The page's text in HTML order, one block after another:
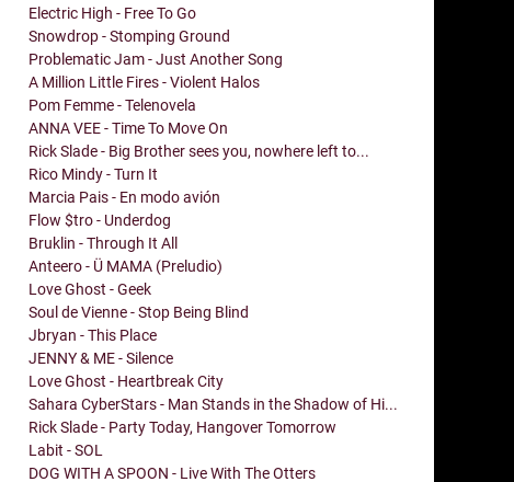
Electric High - Free To Go
Snowdrop - Stomping Ground
Problematic Jam - Just Another Song
A Million Little Fires - Violent Halos
Pom Femme - Telenovela
ANNA VEE - Time To Move On
Rick Slade - Big Brother sees you, nowhere left to...
Rico Mindy - Turn It
Marcia Pais - En modo avión
Flow $tro - Underdog
Bruklin - Through It All
Anteero - Ü MAMA (Preludio)
Love Ghost - Geek
Soul de Vienne - Stop Being Blind
Jbryan - This Place
JENNY & ME - Silence
Love Ghost - Heartbreak City
Sahara CyberStars - Man Stands in the Shadow of Hi...
Rick Slade - Party Today, Hangover Tomorrow
Labit - SOL
DOG WITH A SPOON - Live With The Otters